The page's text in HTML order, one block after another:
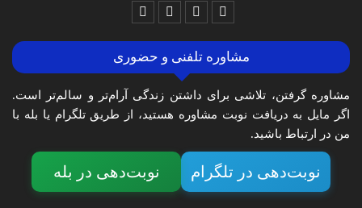
مشاوره تلفنی و حضوری
مشاوره گرفتن، تلاشی برای داشتن زندگی آرام‌تر و سالم‌تر است.
اگر مایل به دریافت نوبت مشاوره هستید، از طریق تلگرام یا بله با
من در ارتباط باشید.
نوبت‌دهی در تلگرام نوبت‌دهی در بله